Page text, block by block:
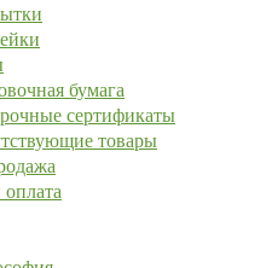
бумага
сертификаты
товары